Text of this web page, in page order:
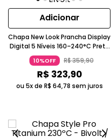
Adicionar
Chapa New Look Prancha Display
Digital 5 Níveis 160–240°C Preto
Bivolt Taiff
10%OFF R$359,90
R$ 323,90
ou 5x de R$ 64,78 sem juros